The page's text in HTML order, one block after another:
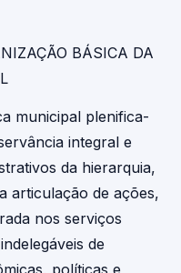
BÁSICA DA
municipal plenifica-
integral e
da hierarquia,
articulação de ações,
nos serviços
de
políticas e